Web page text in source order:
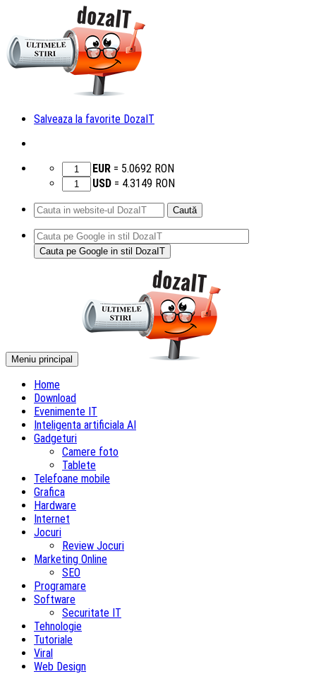
Salveaza la favorite DozaIT
EUR = 5.0692 RON
USD = 4.3149 RON
Caută
după:
Meniu principal
Home
Download
Evenimente IT
Inteligenta artificiala AI
Gadgeturi
Camere foto
Tablete
Telefoane mobile
Grafica
Hardware
Internet
Jocuri
Review Jocuri
Marketing Online
SEO
Programare
Software
Securitate IT
Tehnologie
Tutoriale
Viral
Web Design